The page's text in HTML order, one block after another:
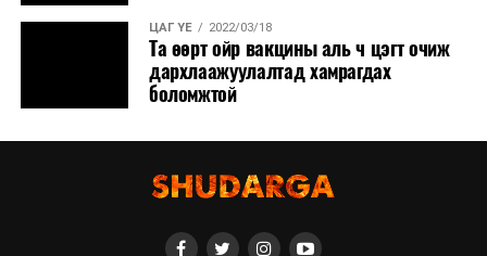
хэлэлцүүлэг
“Тогтоолын
хавсралтад нэмэлт
оруулах тухай” Улсын Их
Г.Тэмүүлэн нарын 7
өдөр өргөн мэдүүлсэн,
ЦАГ ҮЕ 2022/03/18
Та өөрт ойр вакцины аль ч цэгт очиж
дархлаажуулалтад хамрагдах
боломжтой